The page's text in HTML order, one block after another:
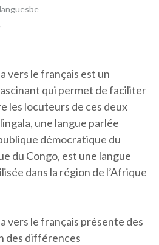
vers le français est un
qui permet de faciliter
les locuteurs de ces deux
une langue parlée
démocratique du
du Congo, est une langue
dans la région de l’Afrique
vers le français présente des
des différences